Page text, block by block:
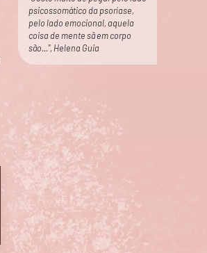
psicossomático da psoríase,
pelo lado emocional, aquela
coisa de mente sã em corpo
são...", Helena Guia